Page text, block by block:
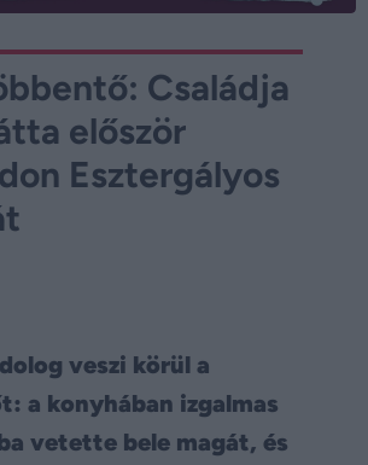
Családja
először
Esztergályos
veszi körül a
a konyhában izgalmas
vetette bele magát, és